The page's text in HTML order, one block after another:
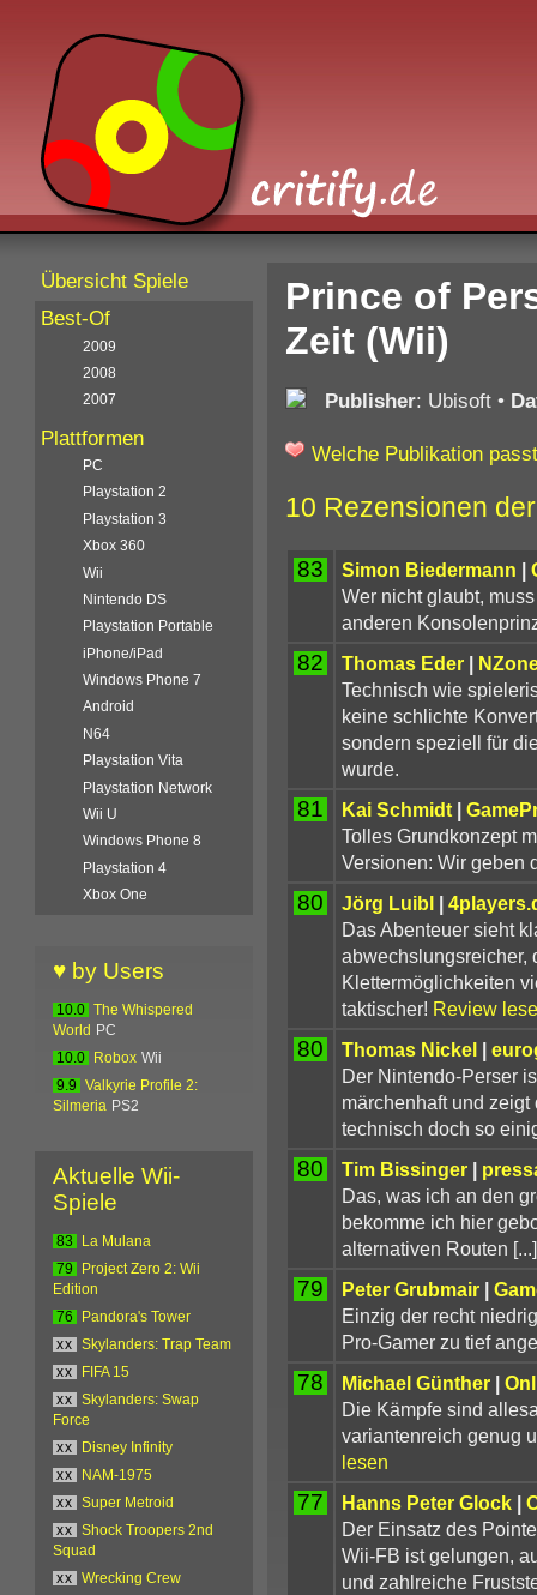
Prince of
Zeit (Wii)
Publisher: Ubisoft•
Welche Publikation
10 Rezensionen
83 Simon Biedermann |
Wer nicht glaubt,
anderen
82 Thomas Eder|
Technisch wie
keine schlichte
sondern speziell für
wurde.
81 Kai Schmidt|
Tolles Grundkonzept
Versionen: Wir geben
80 Jörg Luibl|
Das Abenteuer sieht
abwechslungsreicher,
Klettermöglichkeiten
taktischer! Review
80 Thomas Nickel|
Der Nintendo-Perser
märchenhaft und
technisch doch so
80 Tim Bissinger|
Das, was ich an den
bekomme ich hier
alternativen Routen [...]
79 Peter Grubmair|
Einzig der recht
Pro-Gamer zu tief
78 Michael Günther|
Die Kämpfe sind
variantenreich genug
lesen
77 Hanns Peter Glock|
Der Einsatz des
Wii-FB ist gelungen,
und zahlreiche
Übersicht Spiele
Best-Of
2009
2008
2007
Plattformen
PC
Playstation 2
Playstation 3
Xbox 360
Wii
Nintendo DS
Playstation Portable
iPhone/iPad
Windows Phone 7
Android
N64
Playstation Vita
Playstation Network
Wii U
Windows Phone 8
Playstation 4
Xbox One
♥ by Users
10.0
The Whispered
World
PC
10.0
Robox Wii
9.9
Valkyrie Profile 2:
Silmeria PS2
Aktuelle Wii-
Spiele
83
La Mulana
79
Project Zero 2: Wii
Edition
76
Pandora's Tower
xx
Skylanders: Trap Team
xx
FIFA 15
xx
Skylanders: Swap
Force
xx
Disney Infinity
xx
NAM-1975
xx
Super Metroid
xx
Shock Troopers 2nd
Squad
xx
Wrecking Crew